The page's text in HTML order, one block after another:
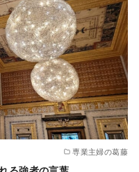
専業主婦の葛藤